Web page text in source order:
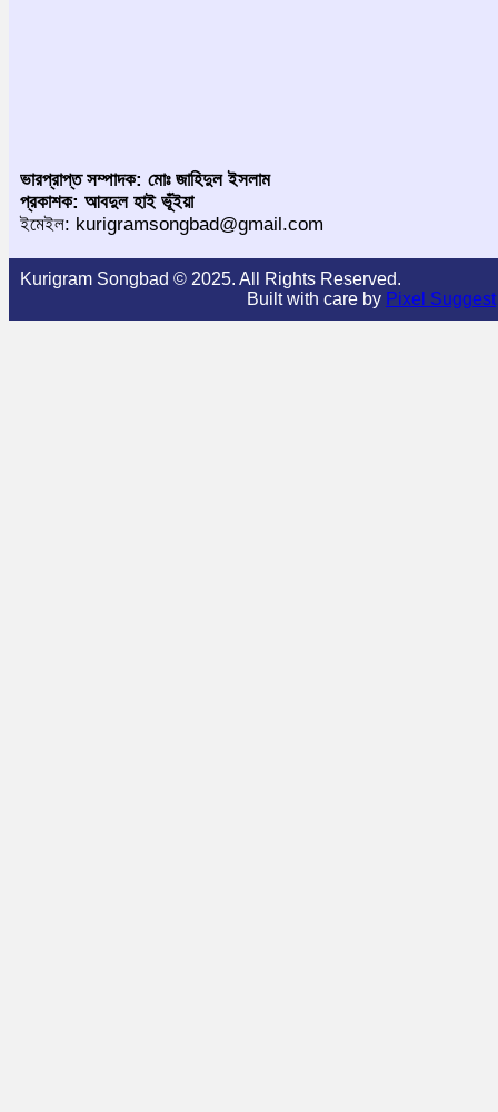
ভারপ্রাপ্ত সম্পাদক: মোঃ জাহিদুল ইসলাম
প্রকাশক: আবদুল হাই ভূঁইয়া
ইমেইল: kurigramsongbad@gmail.com
Kurigram Songbad © 2025. All Rights Reserved.
Built with care by Pixel Suggest